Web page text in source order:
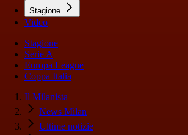
Stagione
Video
Stagione
Serie A
Europa League
Coppa Italia
Il Milanista
News Milan
Ultime notizie